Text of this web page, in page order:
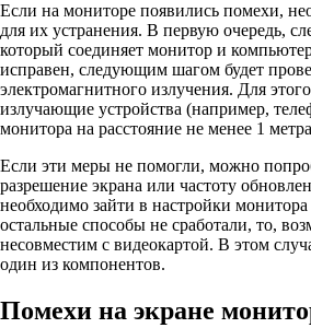
Если на мониторе появились помехи,
для их устранения. В первую очередь,
который соединяет монитор и
исправен, следующим шагом будет
электромагнитного излучения. Для
излучающие устройства (например,
монитора на расстояние не менее 1
Если эти меры не помогли, можно
разрешение экрана или частоту
необходимо зайти в настройки
остальные способы не сработали, то,
несовместим с видеокартой. В этом
один из компонентов.
Помехи на экране